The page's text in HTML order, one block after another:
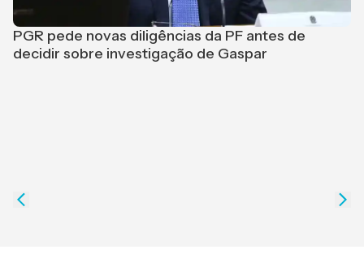
PGR pede novas diligências da PF antes de
decidir sobre investigação de Gaspar